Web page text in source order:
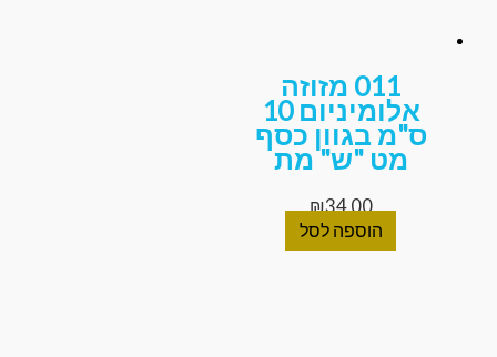
011 מזוזה
אלומיניום 10
ס"מ בגוון כסף
מט "ש" מת
₪34.00
הוספה לסל